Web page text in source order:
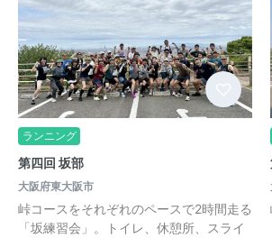
ランニング
第四回 坂部
大阪府東大阪市
峠コースをそれぞれのペースで2時間走る
「坂練習会」。トイレ、休憩所、スライ